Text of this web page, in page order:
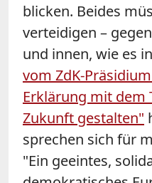
blicken. Beides
verteidigen –
und innen, wie es
vom ZdK-
Erklärung mit dem
Zukunft gestalten"
sprechen sich für
"Ein geeintes,